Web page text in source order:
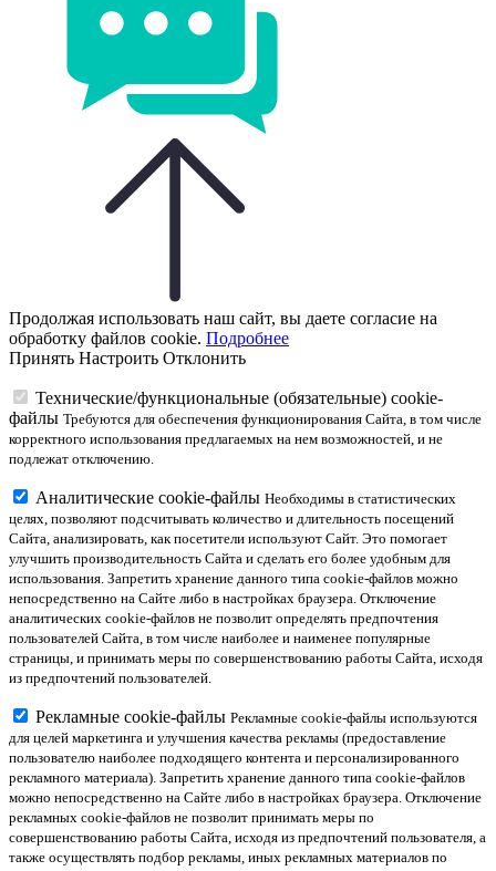
Продолжая использовать наш сайт, вы даете согласие на
обработку файлов cookie. Подробнее
Принять Настроить Отклонить
Технические/функциональные (обязательные) cookie-
файлы Требуются для обеспечения функционирования Сайта, в том числе
корректного использования предлагаемых на нем возможностей, и не
подлежат отключению.
Аналитические cookie-файлы Необходимы в статистических
целях, позволяют подсчитывать количество и длительность посещений
Сайта, анализировать, как посетители используют Сайт. Это помогает
улучшить производительность Сайта и сделать его более удобным для
использования. Запретить хранение данного типа cookie-файлов можно
непосредственно на Сайте либо в настройках браузера. Отключение
аналитических cookie-файлов не позволит определять предпочтения
пользователей Сайта, в том числе наиболее и наименее популярные
страницы, и принимать меры по совершенствованию работы Сайта, исходя
из предпочтений пользователей.
Рекламные cookie-файлы Рекламные cookie-файлы используются
для целей маркетинга и улучшения качества рекламы (предоставление
пользователю наиболее подходящего контента и персонализированного
рекламного материала). Запретить хранение данного типа cookie-файлов
можно непосредственно на Сайте либо в настройках браузера. Отключение
рекламных cookie-файлов не позволит принимать меры по
совершенствованию работы Сайта, исходя из предпочтений пользователя, а
также осуществлять подбор рекламы, иных рекламных материалов по